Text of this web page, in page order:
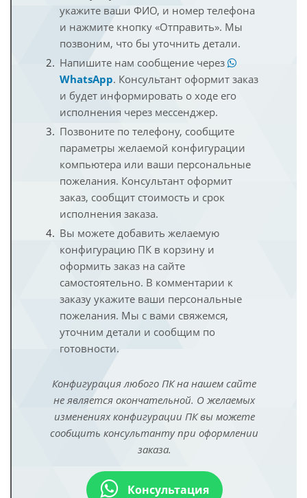
укажите ваши ФИО, и номер телефона
и нажмите кнопку «Отправить». Мы
позвоним, что бы уточнить детали.
Напишите нам сообщение через
WhatsApp. Консультант оформит заказ
и будет информировать о ходе его
исполнения через мессенджер.
Позвоните по телефону, сообщите
параметры желаемой конфигурации
компьютера или ваши персональные
пожелания. Консультант оформит
заказ, сообщит стоимость и срок
исполнения заказа.
Вы можете добавить желаемую
конфигурацию ПК в корзину и
оформить заказ на сайте
самостоятельно. В комментарии к
заказу укажите ваши персональные
пожелания. Мы с вами свяжемся,
уточним детали и сообщим по
готовности.
Конфигурация любого ПК на нашем сайте
не является окончательной. О желаемых
изменениях конфигурации ПК вы можете
сообщить консультанту при оформлении
заказа.
Консультация